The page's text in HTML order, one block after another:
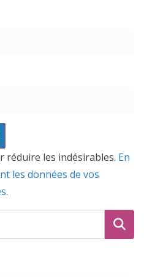
réduire les indésirables. En
les données de vos
.